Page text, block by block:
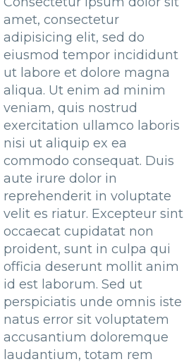
amet, consectetur
adipisicing elit, sed do
eiusmod tempor incididunt
ut labore et dolore magna
aliqua. Ut enim ad minim
veniam, quis nostrud
exercitation ullamco laboris
nisi ut aliquip ex ea
commodo consequat. Duis
aute irure dolor in
reprehenderit in voluptate
velit es riatur. Excepteur sint
occaecat cupidatat non
proident, sunt in culpa qui
officia deserunt mollit anim
id est laborum. Sed ut
perspiciatis unde omnis iste
natus error sit voluptatem
accusantium doloremque
laudantium, totam rem